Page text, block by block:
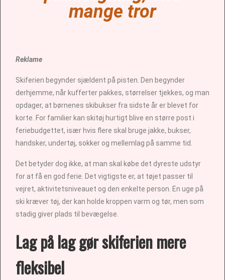
mange tror
Reklame
Skiferien begynder sjældent på pisten. Den begynder
derhjemme, når kufferter pakkes, størrelser tjekkes, og man
opdager, at børnenes skibukser fra sidste år er blevet for
korte. For familier kan skitøj hurtigt blive en større post i
feriebudgettet, især hvis flere skal bruge jakke, bukser,
handsker, undertøj, sokker og mellemlag på samme tid.
Det betyder dog ikke, at man skal købe det dyreste udstyr
for at få en god ferie. Det vigtigste er, at tøjet passer til
vejret, aktivitetsniveauet og den enkelte person. En uge på
ski kræver tøj, der kan holde kroppen varm og tør, men som
stadig giver plads til bevægelse.
Lag på lag gør skiferien mere
fleksibel